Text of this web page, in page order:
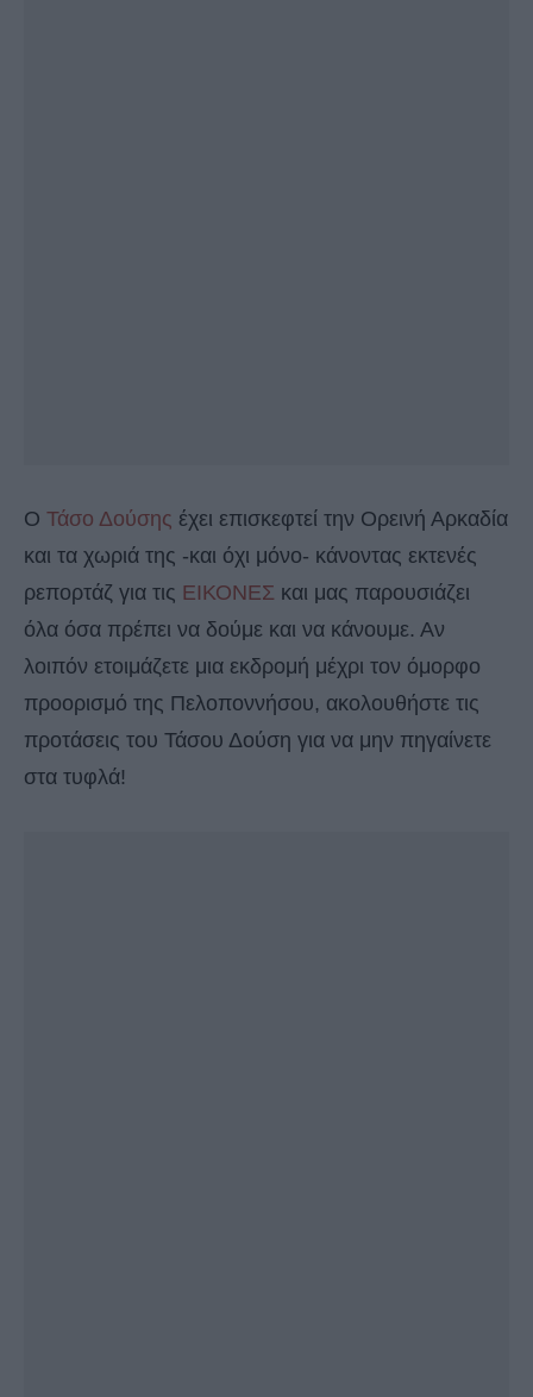
Ο Τάσο Δούσης έχει επισκεφτεί την Ορεινή Αρκαδία
και τα χωριά της -και όχι μόνο- κάνοντας εκτενές
ρεπορτάζ για τις ΕΙΚΟΝΕΣ και μας παρουσιάζει
όλα όσα πρέπει να δούμε και να κάνουμε. Αν
λοιπόν ετοιμάζετε μια εκδρομή μέχρι τον όμορφο
προορισμό της Πελοποννήσου, ακολουθήστε τις
προτάσεις του Τάσου Δούση για να μην πηγαίνετε
στα τυφλά!